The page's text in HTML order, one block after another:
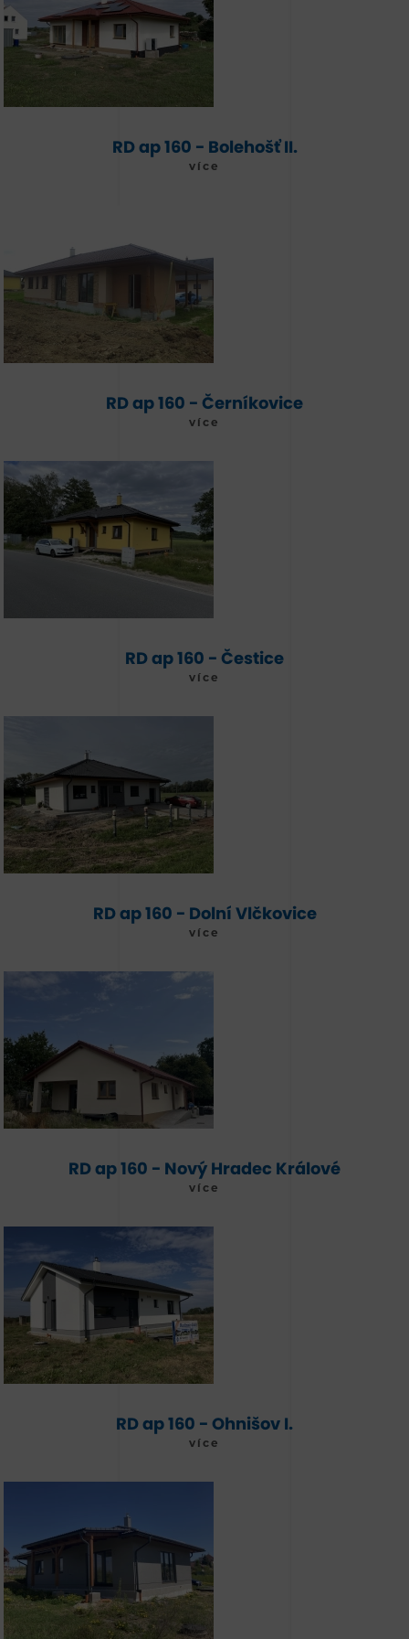
RD ap 160 - Bolehošť II.
více
RD ap 160 - Černíkovice
více
RD ap 160 - Čestice
více
RD ap 160 - Dolní Vlčkovice
více
RD ap 160 - Nový Hradec Králové
více
RD ap 160 - Ohnišov I.
více